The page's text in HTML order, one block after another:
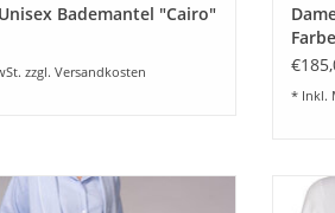
Bademantel "Cairo"
zzgl. Versandkosten
* Inkl.
Schöner eleganter Damen